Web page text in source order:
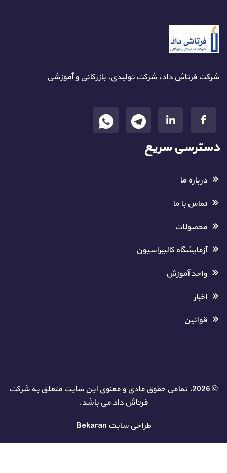
شرکت فرتاش داد، شرکت تولیدی، بازرکانی و آموزشی
دسترسی سریع
درباره ما
تماس با ما
محصولات
آزمایشگاه کالیبراسیون
واحد آموزش
اخبار
قوانین
© 2026، تمامی حقوق مادی و معنوی این سایت متعلق به شرکت
فرتاش داد می باشد.
طراحی سایت